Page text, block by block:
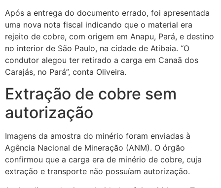
Após a entrega do documento errado, foi apresentada
uma nova nota fiscal indicando que o material era
rejeito de cobre, com origem em Anapu, Pará, e destino
no interior de São Paulo, na cidade de Atibaia. “O
condutor alegou ter retirado a carga em Canaã dos
Carajás, no Pará”, conta Oliveira.
Extração de cobre sem
autorização
Imagens da amostra do minério foram enviadas à
Agência Nacional de Mineração (ANM). O órgão
confirmou que a carga era de minério de cobre, cuja
extração e transporte não possuíam autorização.